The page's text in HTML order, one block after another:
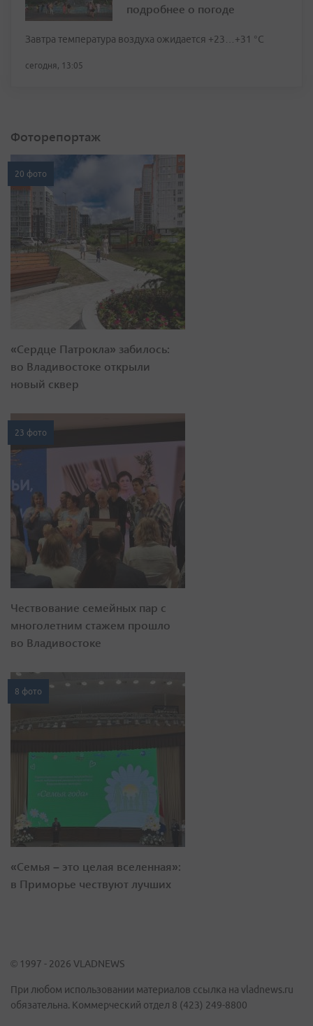
подробнее о погоде
Завтра температура воздуха ожидается +23…+31 °C
сегодня, 13:05
Фоторепортаж
20 фото
«Сердце Патрокла» забилось:
во Владивостоке открыли
новый сквер
23 фото
Чествование семейных пар с
многолетним стажем прошло
во Владивостоке
8 фото
«Семья – это целая вселенная»:
в Приморье чествуют лучших
© 1997 - 2026 VLADNEWS
При любом использовании материалов ссылка на vladnews.ru
обязательна. Коммерческий отдел 8 (423) 249-8800